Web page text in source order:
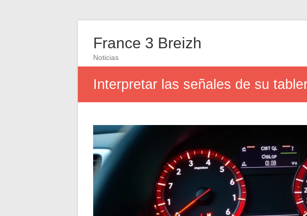
France 3 Breizh
Noticias
Interpretar las señales de su